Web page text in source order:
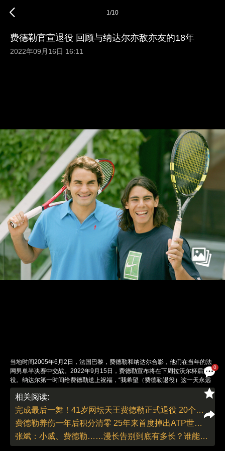
0
1/10
费德勒官宣退役 回顾与纳达尔亦敌亦友的18年
2022年09月16日 16:11
当地时间2005年6月2日，法国巴黎，费德勒和纳达尔合影，他们在当年的法
网男单半决赛中交战。2022年9月15日，费德勒宣布将在下周拉沃尔杯后退
役。纳达尔第一时间给费德勒送上祝福，“我希望（费德勒退役）这一天永远
不要到来，无论对我还是体育界都是悲伤的一天。”2004年迈阿密赛第3轮，
不满18岁的纳达尔与费德勒首度交锋，职业生涯曲线高度重合的两人，可谓
一生之敌。图：Clive Mason/视觉中国
相关阅读:
完成最后一舞！41岁网坛天王费德勒正式退役 20个大满贯从此定格｜体坛
费德勒养伤一年后积分清零 25年来首度掉出ATP世界排名榜
张斌：小威、费德勒……漫长告别到底有多长？谁能有答案？｜体坛